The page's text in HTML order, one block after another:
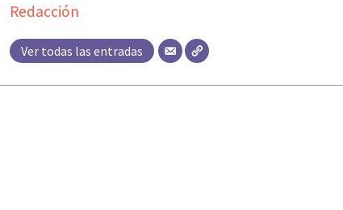
Redacción
Ver todas las entradas